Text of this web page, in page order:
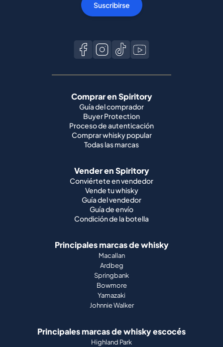
Suscribirse
Comprar en Spiritory
Guía del comprador
Buyer Protection
Proceso de autenticación
Comprar whisky popular
Todas las marcas
Vender en Spiritory
Conviértete en vendedor
Vende tu whisky
Guía del vendedor
Guía de envío
Condición de la botella
Principales marcas de whisky
Macallan
Ardbeg
Springbank
Bowmore
Yamazaki
Johnnie Walker
Principales marcas de whisky escocés
Highland Park